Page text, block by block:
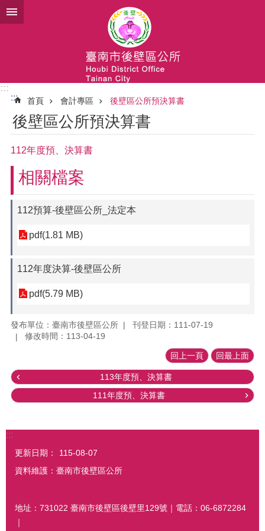
跳到主要內容區塊
:::
:::
首頁 會計專區 後壁區公所預決算書
後壁區公所預決算書
112年度預、決算書
相關檔案
112預算-後壁區公所_法定本
pdf(1.81 MB)
112年度決算-後壁區公所
pdf(5.79 MB)
發布單位：臺南市後壁區公所
刊登日期：111-07-19
修改時間：113-04-19
回上一頁 回最上面
113年度預、決算書
111年度預、決算書
:::
更新日期：
115-08-07
資料維護：臺南市後壁區公所
地址：731022 臺南市後壁區後壁里129號｜電話：06-6872284
｜